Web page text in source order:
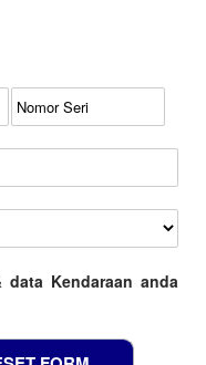
Kendaraan anda